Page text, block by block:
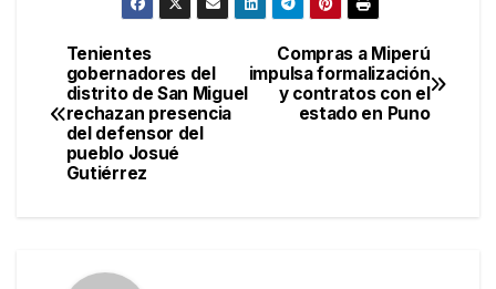
Navegación
de
entradas
Compras a Miperú
impulsa formalización
y contratos con el
estado en Puno
Tenientes
gobernadores del
distrito de San Miguel
rechazan presencia
del defensor del
pueblo Josué
Gutiérrez